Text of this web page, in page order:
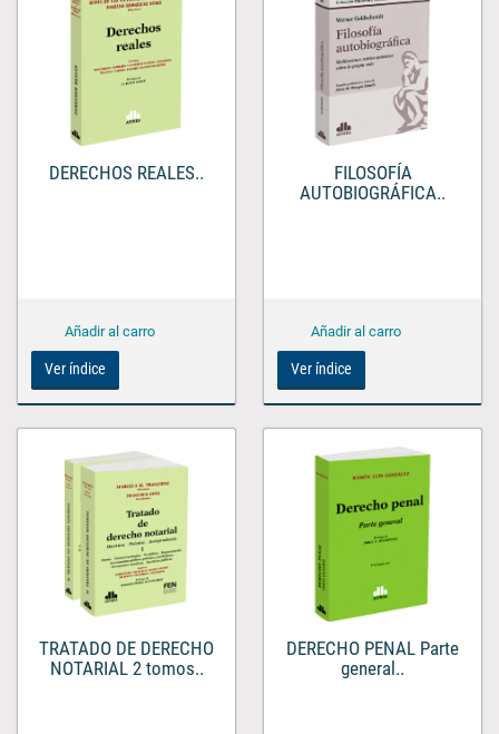
DERECHOS REALES..
Ver índice
FILOSOFÍA
AUTOBIOGRÁFICA..
Ver índice
TRATADO DE DERECHO
NOTARIAL 2 tomos..
DERECHO PENAL Parte
general..